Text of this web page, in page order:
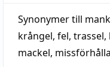
Synonymer till
krångel, fel, trassel,
mackel,